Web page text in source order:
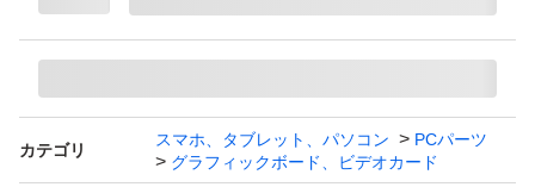
カテゴリ
スマホ、タブレット、パソコン
PCパーツ
グラフィックボード、ビデオカード